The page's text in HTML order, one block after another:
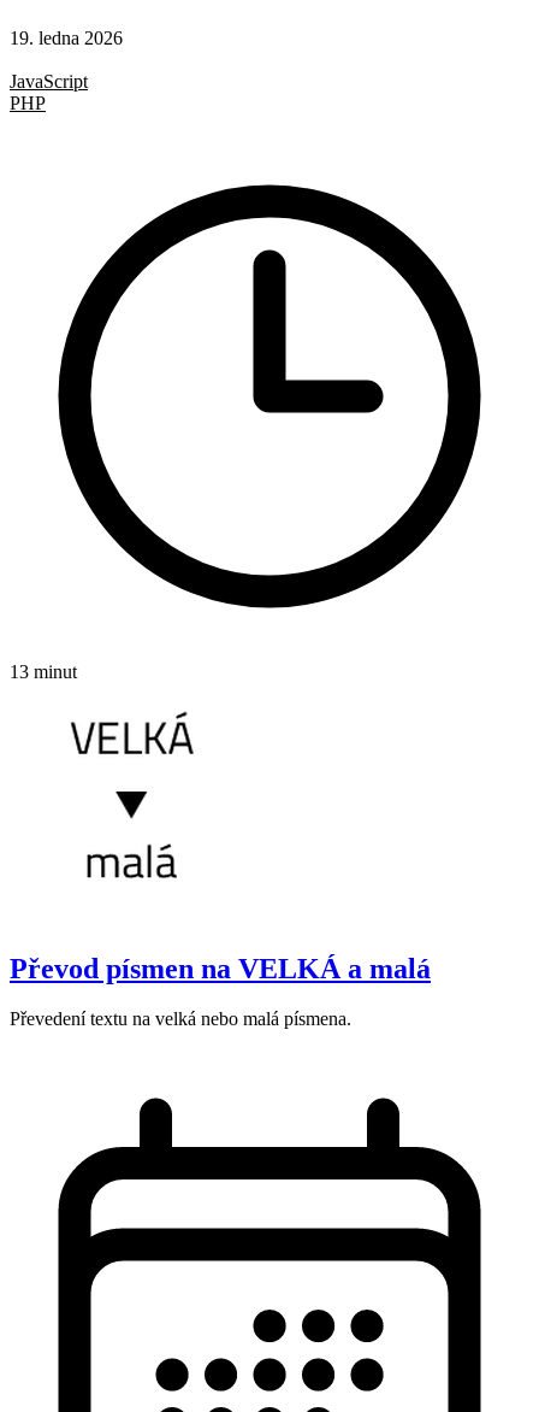
19. ledna 2026
JavaScript
PHP
13 minut
Převod písmen na VELKÁ a malá
Převedení textu na velká nebo malá písmena.